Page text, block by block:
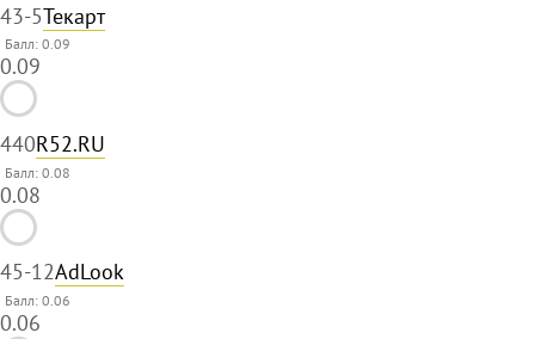
43-5Текарт
Балл: 0.09
0.09
440R52.RU
Балл: 0.08
0.08
45-12AdLook
Балл: 0.06
0.06